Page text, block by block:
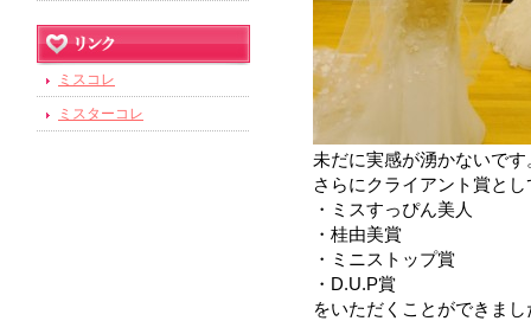
未だに実感が湧かないです
さらにクライアント賞とし
・ミスすっぴん美人
・桂由美賞
・ミニストップ賞
・D.U.P賞
をいただくことができま
ミスコレ
ミスターコレ